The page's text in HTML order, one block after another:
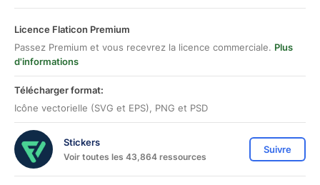
Licence Flaticon Premium
Passez Premium et vous recevrez la licence commerciale. Plus
d'informations
Télécharger format:
Icône vectorielle (SVG et EPS), PNG et PSD
Stickers
Voir toutes les 43,864 ressources
Suivre